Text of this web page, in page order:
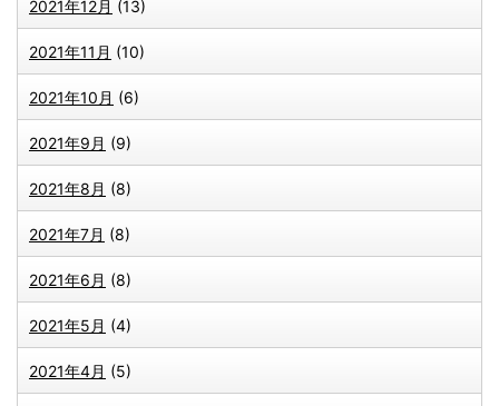
2021年12月 (13)
2021年11月 (10)
2021年10月 (6)
2021年9月 (9)
2021年8月 (8)
2021年7月 (8)
2021年6月 (8)
2021年5月 (4)
2021年4月 (5)